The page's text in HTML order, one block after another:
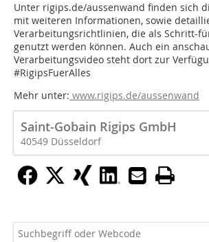
Unter rigips.de/aussenwand finden sich
mit weiteren Informationen, sowie
Verarbeitungsrichtlinien, die als Schritt-
genutzt werden können. Auch ein
Verarbeitungsvideo steht dort zur
#RigipsFuerAlles
Mehr unter: www.rigips.de/aussenwand
Saint-Gobain Rigips GmbH
40549 Düsseldorf